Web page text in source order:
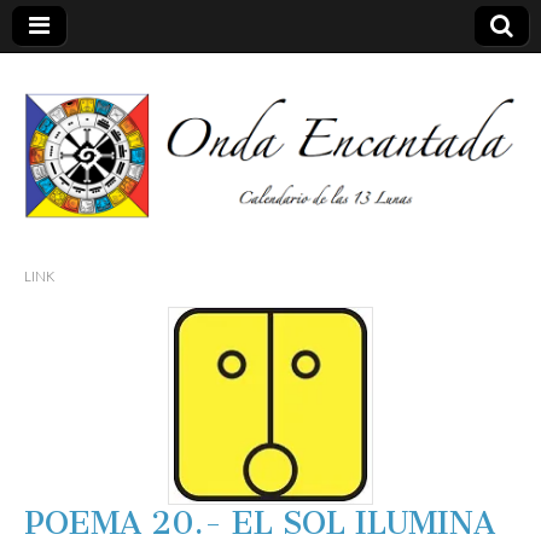
Onda
encantada
LINK
POEMA 20.- EL SOL ILUMINA